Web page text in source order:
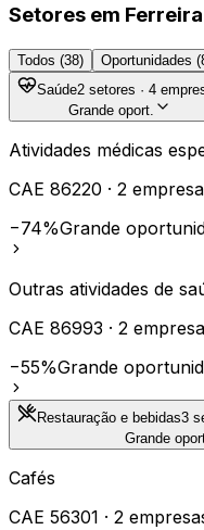
Setores em
Todos (38) Oportunidades (
Saúde2 setores · 4
Grande oport.
Atividades médicas
CAE 86220 · 2
−74%Grande
Outras atividades de
CAE 86993 · 2
−55%Grande
Restauração e bebidas3
Grande
Cafés
CAE 56301 · 2